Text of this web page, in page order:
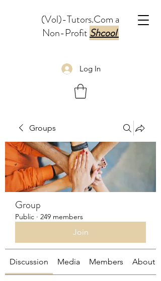
(Vol)-Tutors.Com a
Non-ProfitShcool
Log In
Groups
Group
Public · 249 members
Join
Discussion Media Members About